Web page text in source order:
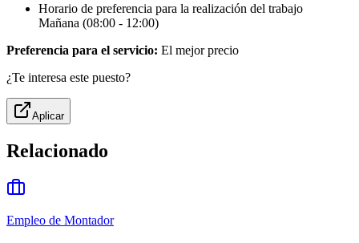
Horario de preferencia para la realización del trabajo
Mañana (08:00 - 12:00)
Preferencia para el servicio: El mejor precio
¿Te interesa este puesto?
Aplicar
Relacionado
Empleo de Montador